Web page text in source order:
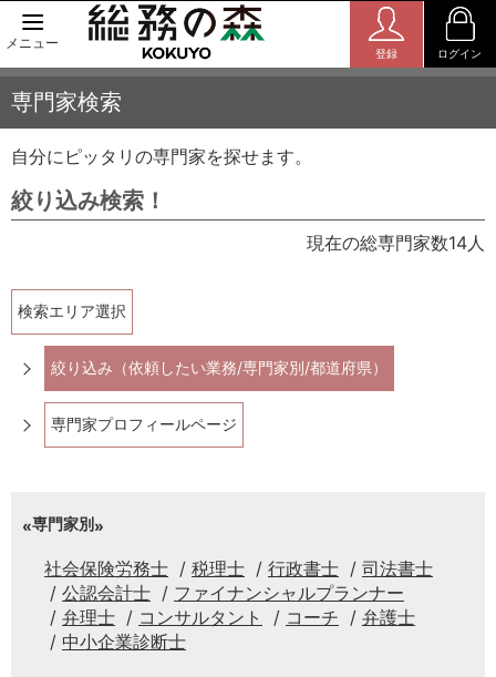
メニュー
登録 ログイン
専門家検索
自分にピッタリの専門家を探せます。
絞り込み検索！
現在の総専門家数14人
検索エリア選択
絞り込み（依頼したい業務/専門家別/都道府県）
専門家プロフィールページ
専門家別
社会保険労務士 税理士 行政書士
司法書士
公認会計士
ファイナンシャルプランナー
弁理士
コンサルタント コーチ
弁護士
中小企業診断士